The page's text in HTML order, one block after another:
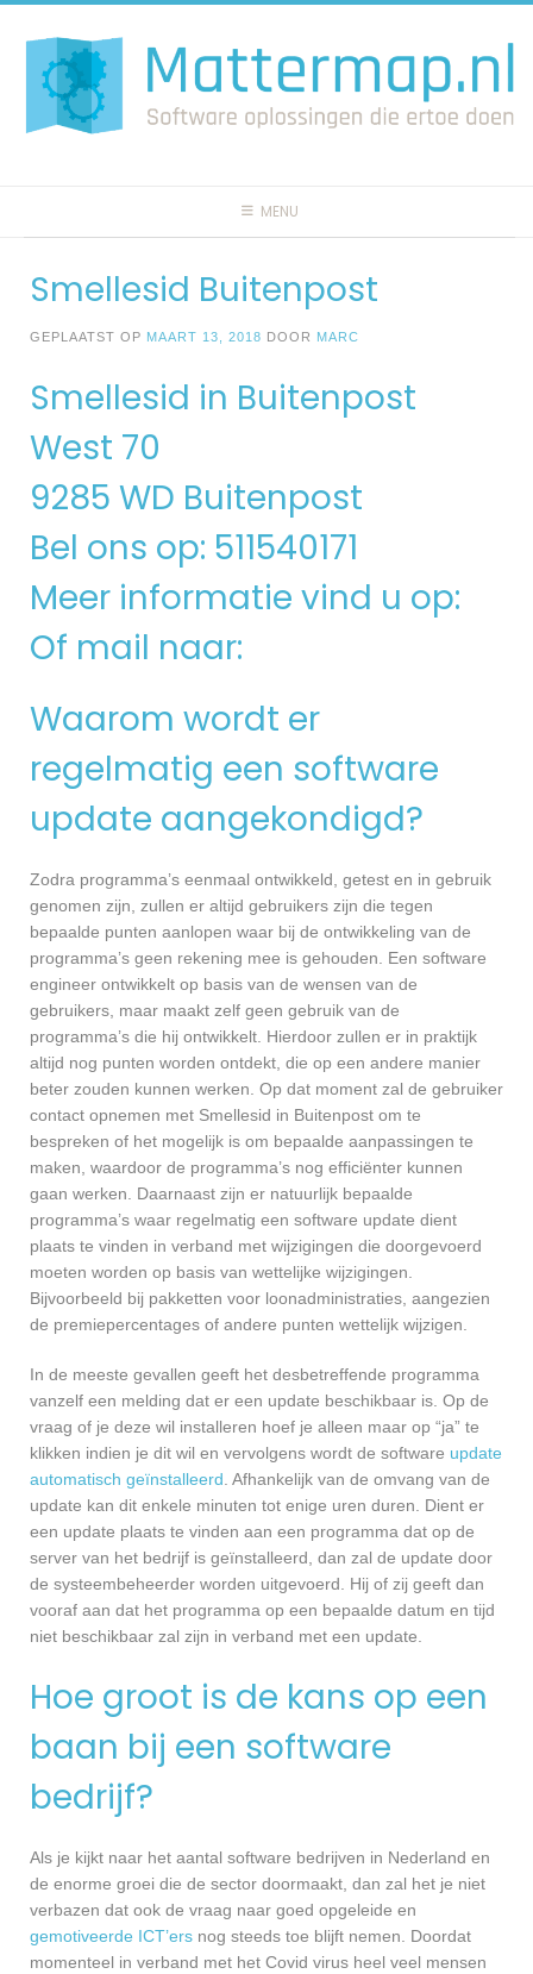
naar
inhoud
MENU
Smellesid Buitenpost
GEPLAATST OP MAART 13, 2018 DOOR MARC
Smellesid in Buitenpost
West 70
9285 WD Buitenpost
Bel ons op: 511540171
Meer informatie vind u op:
Of mail naar:
Waarom wordt er
regelmatig een software
update aangekondigd?
Zodra programma’s eenmaal ontwikkeld, getest en in gebruik
genomen zijn, zullen er altijd gebruikers zijn die tegen
bepaalde punten aanlopen waar bij de ontwikkeling van de
programma’s geen rekening mee is gehouden. Een software
engineer ontwikkelt op basis van de wensen van de
gebruikers, maar maakt zelf geen gebruik van de
programma’s die hij ontwikkelt. Hierdoor zullen er in praktijk
altijd nog punten worden ontdekt, die op een andere manier
beter zouden kunnen werken. Op dat moment zal de gebruiker
contact opnemen met Smellesid in Buitenpost om te
bespreken of het mogelijk is om bepaalde aanpassingen te
maken, waardoor de programma’s nog efficiënter kunnen
gaan werken. Daarnaast zijn er natuurlijk bepaalde
programma’s waar regelmatig een software update dient
plaats te vinden in verband met wijzigingen die doorgevoerd
moeten worden op basis van wettelijke wijzigingen.
Bijvoorbeeld bij pakketten voor loonadministraties, aangezien
de premiepercentages of andere punten wettelijk wijzigen.
In de meeste gevallen geeft het desbetreffende programma
vanzelf een melding dat er een update beschikbaar is. Op de
vraag of je deze wil installeren hoef je alleen maar op “ja” te
klikken indien je dit wil en vervolgens wordt de software update
automatisch geïnstalleerd . Afhankelijk van de omvang van de
update kan dit enkele minuten tot enige uren duren. Dient er
een update plaats te vinden aan een programma dat op de
server van het bedrijf is geïnstalleerd, dan zal de update door
de systeembeheerder worden uitgevoerd. Hij of zij geeft dan
vooraf aan dat het programma op een bepaalde datum en tijd
niet beschikbaar zal zijn in verband met een update.
Hoe groot is de kans op een
baan bij een software
bedrijf?
Als je kijkt naar het aantal software bedrijven in Nederland en
de enorme groei die de sector doormaakt, dan zal het je niet
verbazen dat ook de vraag naar goed opgeleide en
gemotiveerde ICT’ers nog steeds toe blijft nemen. Doordat
momenteel in verband met het Covid virus heel veel mensen